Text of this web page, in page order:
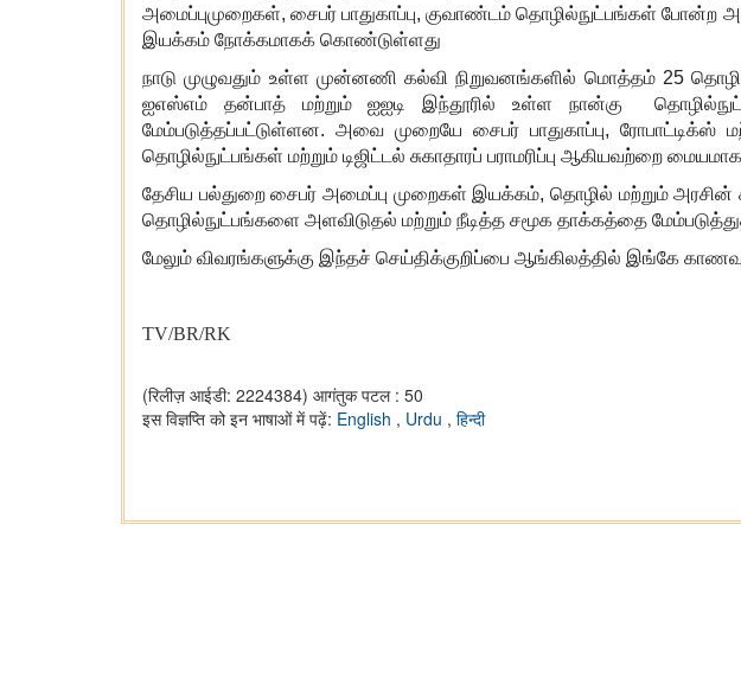
அமைப்புமுறைகள்,சைபர் பாதுகாப்பு,குவாண்டம் தொழில்நுட்பங்கள் போன்ற
இயக்கம் நோக்கமாகக் கொண்டுள்ளது
நாடு முழுவதும் உள்ள முன்னணி கல்வி நிறுவனங்களில் மொத்தம் 25
ஐஎஸ்எம் தன்பாத் மற்றும் ஐஐடி இந்தூரில் உள்ள நான்கு
மேம்படுத்தப்பட்டுள்ளன. அவை முறையே சைபர் பாதுகாப்பு,ரோபாட்டிக்ஸ்
தொழில்நுட்பங்கள் மற்றும் டிஜிட்டல் சுகாதாரப் பராமரிப்பு ஆகியவற்றை
தேசிய பல்துறை சைபர் அமைப்பு முறைகள் இயக்கம்,தொழில் மற்றும் அரசின்
தொழில்நுட்பங்களை அளவிடுதல் மற்றும் நீடித்த சமூக தாக்கத்தை
மேலும் விவரங்களுக்கு இந்தச் செய்திக்குறிப்பை ஆங்கிலத்தில் இங்கே
TV/BR/RK
(रिलीज़ आईडी: 2224384) आगंतुक पटल : 50
इस विज्ञप्ति को इन भाषाओं में पढ़ें: English , Urdu , हिन्दी